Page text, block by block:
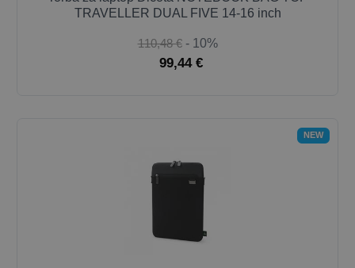
TRAVELLER DUAL FIVE 14-16 inch
110,48 € - 10%
99,44 €
NEW